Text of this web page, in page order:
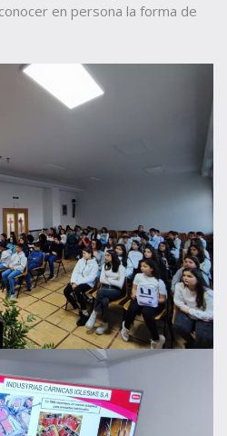
en persona la forma de